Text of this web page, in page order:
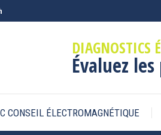
DIAGNOSTICS
Évaluez
CONSEIL ÉLECTROMAGNÉTIQUE